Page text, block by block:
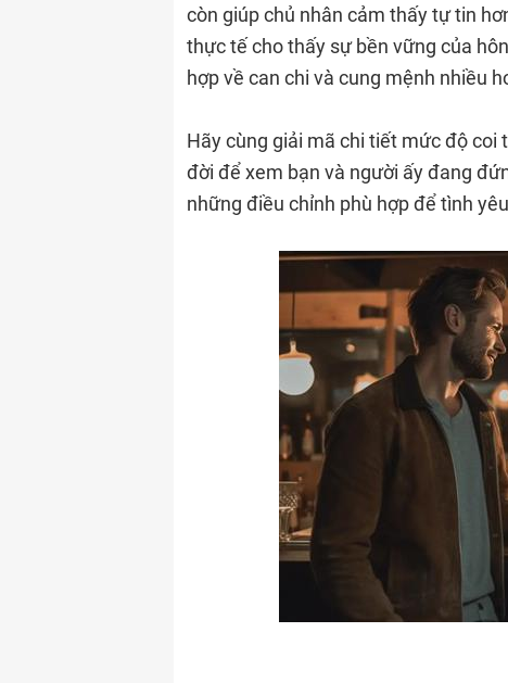
còn giúp chủ nhân cảm thấy tự tin
thực tế cho thấy sự bền vững của
hợp về can chi và cung mệnh nhiều
Hãy cùng giải mã chi tiết mức độ coi
đời để xem bạn và người ấy đang
những điều chỉnh phù hợp để tình